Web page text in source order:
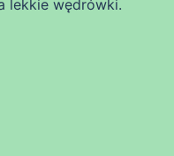
lekkie wędrówki.